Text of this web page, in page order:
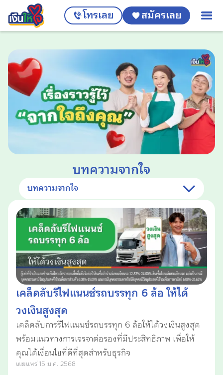
โทรเลย สมัครเลย
บทความจากใจ
บทความจากใจ
เคล็ดลับรีไฟแนนซ์รถบรรทุก 6 ล้อ ให้ได้
วงเงินสูงสุด
เคล็ดลับการรีไฟแนนซ์รถบรรทุก 6 ล้อให้ได้วงเงินสูงสุด
พร้อมแนวทางการเจรจาต่อรองที่มีประสิทธิภาพ เพื่อให้
คุณได้เงื่อนไขที่ดีที่สุดสำหรับธุรกิจ
เผยแพร่ 15 ม.ค. 2568